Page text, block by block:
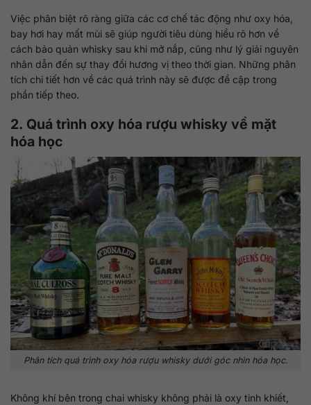
Việc phân biệt rõ ràng giữa các cơ chế tác động như oxy hóa,
bay hơi hay mất mùi sẽ giúp người tiêu dùng hiểu rõ hơn về
cách bảo quản whisky sau khi mở nắp, cũng như lý giải nguyên
nhân dẫn đến sự thay đổi hương vị theo thời gian. Những phân
tích chi tiết hơn về các quá trình này sẽ được đề cập trong
phần tiếp theo.
2. Quá trình oxy hóa rượu whisky về mặt
hóa học
Phân tích quá trình oxy hóa rượu whisky dưới góc nhìn hóa học.
Không khí bên trong chai whisky không phải là oxy tinh khiết,